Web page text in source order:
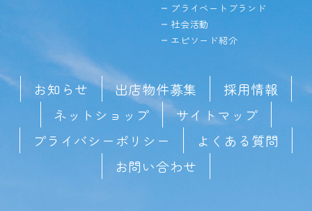
プライベートブランド
社会活動
エピソード紹介
お知らせ 出店物件募集
採用情報
ネットショップ
サイトマップ
プライバシーポリシー
よくある質問
お問い合わせ